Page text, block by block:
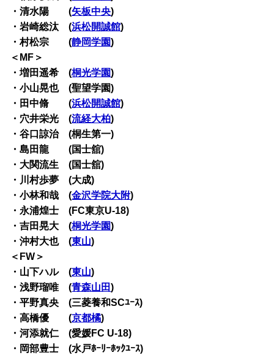
・清水陽 (矢板中央)
・岩崎総汰 (浜松開誠館)
・村松宗 (静岡学園)
＜MF＞
・増田遥希 (桐光学園)
・小山晃也 (聖望学園)
・田中脩 (浜松開誠館)
・穴井栄光 (流経大柏)
・谷口諒治 (桐生第一)
・島田龍 (国士舘)
・大関流生 (国士舘)
・川村歩夢 (大成)
・小林和哉 (金沢学院大附)
・永浦煌士 (FC東京U-18)
・吉田晃大 (桐光学園)
・沖村大也 (東山)
＜FW＞
・山下ハル (東山)
・浅野瑠唯 (青森山田)
・平野真央 (三菱養和SCﾕｰｽ)
・高橋優 (京都橘)
・河添就仁 (愛媛FC U-18)
・岡部豊士 (水戸ﾎｰﾘｰﾎｯｸﾕｰｽ)